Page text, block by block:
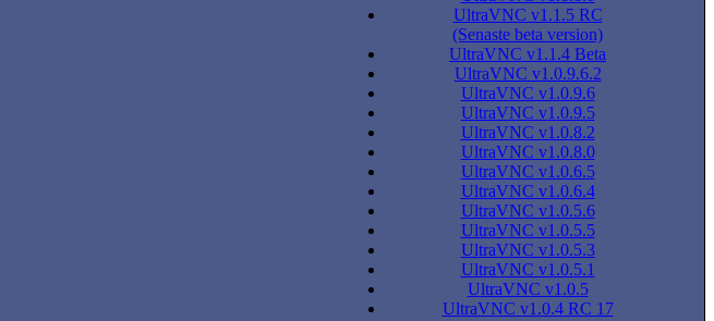
UltraVNC v1.1.5 RC
(Senaste beta version)
UltraVNC v1.1.4 Beta
UltraVNC v1.0.9.6.2
UltraVNC v1.0.9.6
UltraVNC v1.0.9.5
UltraVNC v1.0.8.2
UltraVNC v1.0.8.0
UltraVNC v1.0.6.5
UltraVNC v1.0.6.4
UltraVNC v1.0.5.6
UltraVNC v1.0.5.5
UltraVNC v1.0.5.3
UltraVNC v1.0.5.1
UltraVNC v1.0.5
UltraVNC v1.0.4 RC 17